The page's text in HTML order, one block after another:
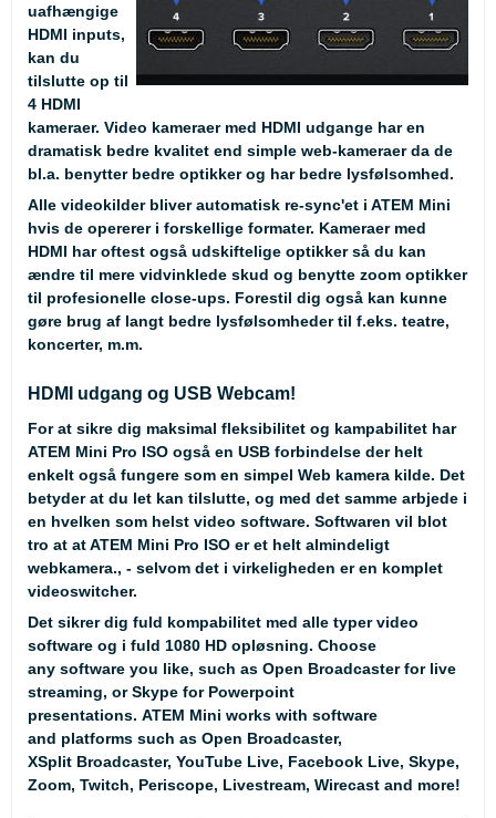
uafhængige
HDMI inputs,
kan du
tilslutte op til
4 HDMI
kameraer. Video kameraer med HDMI udgange har en
dramatisk bedre kvalitet end simple web-kameraer da de
bl.a. benytter bedre optikker og har bedre lysfølsomhed.
Alle videokilder bliver automatisk re-sync'et i ATEM Mini
hvis de opererer i forskellige formater. Kameraer med
HDMI har oftest også udskiftelige optikker så du kan
ændre til mere vidvinklede skud og benytte zoom optikker
til profesionelle close-ups. Forestil dig også kan kunne
gøre brug af langt bedre lysfølsomheder til f.eks. teatre,
koncerter, m.m.
HDMI udgang og USB Webcam!
For at sikre dig maksimal fleksibilitet og kampabilitet har
ATEM Mini Pro ISO også en USB forbindelse der helt
enkelt også fungere som en simpel Web kamera kilde. Det
betyder at du let kan tilslutte, og med det samme arbjede i
en hvelken som helst video software. Softwaren vil blot
tro at at ATEM Mini Pro ISO er et helt almindeligt
webkamera., - selvom det i virkeligheden er en komplet
videoswitcher.
Det sikrer dig fuld kompabilitet med alle typer video
software og i fuld 1080 HD opløsning. Choose
any software you like, such as Open Broadcaster for live
streaming, or Skype for Powerpoint
presentations. ATEM Mini works with software
and platforms such as Open Broadcaster,
XSplit Broadcaster, YouTube Live, Facebook Live, Skype,
Zoom, Twitch, Periscope, Livestream, Wirecast and more!